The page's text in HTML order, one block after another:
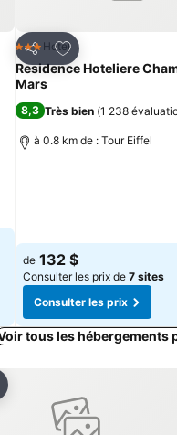
Partager
Ajouter à mes
3 ÉtoilesHotel
Residence Hoteliere
Mars
8,3 Très bien (1 238
à 0.8 km de : Tour Eiffel
de 132 $
Consulter les prix de 7 sites
Consulter les prix
tous les hébergements
à mes favoris